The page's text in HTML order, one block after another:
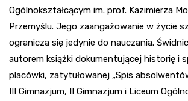
Ogólnokształcącym im. prof. Kazimierza
Przemyślu. Jego zaangażowanie w życie
ogranicza się jedynie do nauczania.
autorem książki dokumentującej historię i
placówki, zatytułowanej „Spis
III Gimnazjum, II Gimnazjum i Liceum